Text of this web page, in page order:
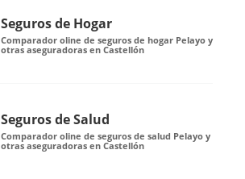
Seguros de Hogar
Comparador oline de seguros de hogar Pelayo y
otras aseguradoras en Castellón
Seguros de Salud
Comparador oline de seguros de salud Pelayo y
otras aseguradoras en Castellón